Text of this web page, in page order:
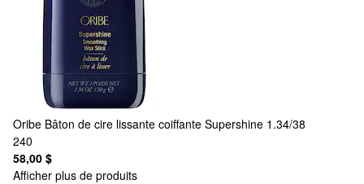
Oribe Bâton de cire lissante coiffante Supershine 1.34/38
240
58,00 $
Afficher plus de produits